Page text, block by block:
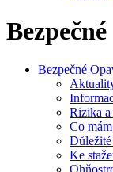
Bezpečné
Rizika a
Co
Ke